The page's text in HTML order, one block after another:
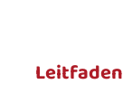
Leitfaden